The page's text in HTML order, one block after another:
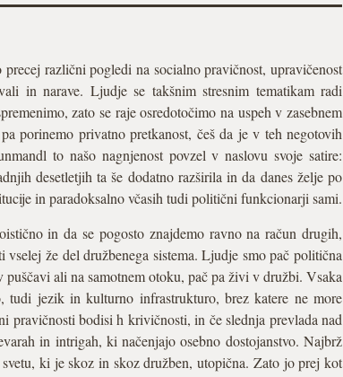
različni pogledi na socialno pravičnost, upravičenost
in narave. Ljudje se takšnim stresnim tematikam radi
zato se raje osredotočimo na uspeh v zasebnem
porinemo privatno pretkanost, češ da je v teh negotovih
to našo nagnjenost povzel v naslovu svoje satire:
desetletjih ta še dodatno razširila in da danes želje po
in paradoksalno včasih tudi politični funkcionarji sami.
in da se pogosto znajdemo ravno na račun drugih,
že del družbenega sistema. Ljudje smo pač politična
ali na samotnem otoku, pač pa živi v družbi. Vsaka
tudi jezik in kulturno infrastrukturo, brez katere ne more
pravičnosti bodisi h krivičnosti, in če slednja prevlada nad
in intrigah, ki načenjajo osebno dostojanstvo. Najbrž
ki je skoz in skoz družben, utopična. Zato jo prej kot